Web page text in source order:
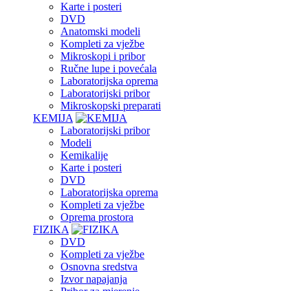
Karte i posteri
DVD
Anatomski modeli
Kompleti za vježbe
Mikroskopi i pribor
Ručne lupe i povećala
Laboratorijska oprema
Laboratorijski pribor
Mikroskopski preparati
KEMIJA
Laboratorijski pribor
Modeli
Kemikalije
Karte i posteri
DVD
Laboratorijska oprema
Kompleti za vježbe
Oprema prostora
FIZIKA
DVD
Kompleti za vježbe
Osnovna sredstva
Izvor napajanja